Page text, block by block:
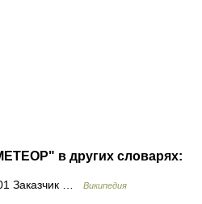
в других словарях:
Заказчик … Википедия